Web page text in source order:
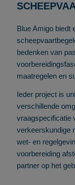
Blue Amigo biedt
bedenken van
maatregelen en
Ieder project is
verschillende
vraagspecificatie
verkeerskundige
wet- en
voorbereiding
partner op het